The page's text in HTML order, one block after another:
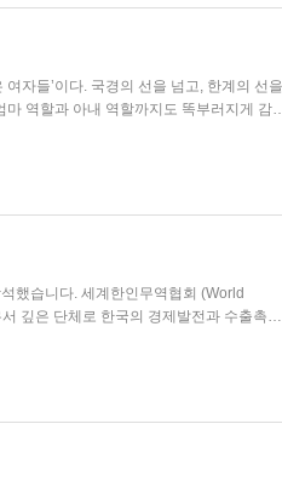
고, 한계의 선을
역협회 (World
깊은 단체로 한국의 경제발전과 수출촉진
류